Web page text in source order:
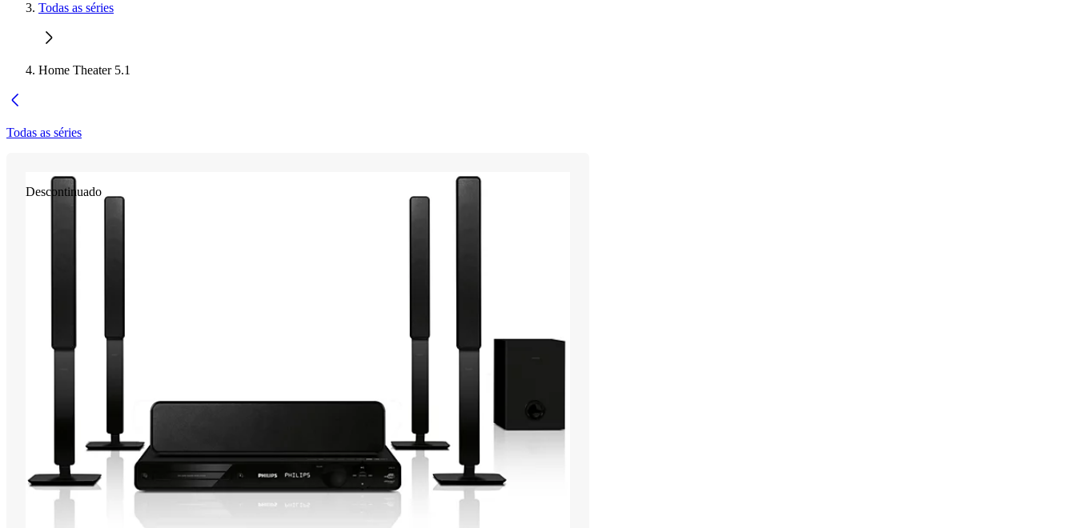
Todas as séries
Home Theater 5.1
Todas as séries
Descontinuado